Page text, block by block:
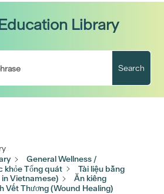
Library
Search
General Wellness /
khỏe Tổng quát
Tài liệu bằng
Vietnamese)
Ăn kiêng
Vết Thương (Wound Healing)